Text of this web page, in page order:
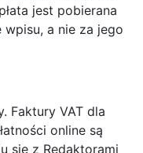
jest pobierana
a nie za jego
Faktury VAT dla
online są
się z Redaktorami